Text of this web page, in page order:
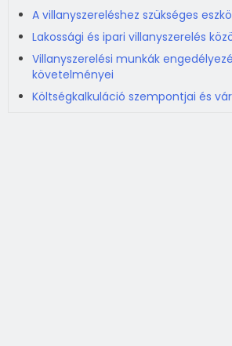
A villanyszereléshez szükséges
Lakossági és ipari villanyszerelés
Villanyszerelési munkák
követelményei
Költségkalkuláció szempontjai és